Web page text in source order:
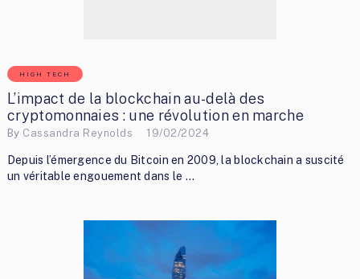
HIGH TECH
L’impact de la blockchain au-delà des
cryptomonnaies : une révolution en marche
By Cassandra Reynolds 19/02/2024
Depuis l’émergence du Bitcoin en 2009, la blockchain a suscité
un véritable engouement dans le …